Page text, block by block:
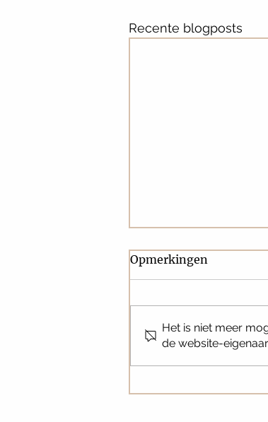
Recente blogposts
Weekend bruiloft
Opmerkingen
Het is niet meer
de website-